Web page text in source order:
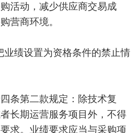
活动，减少供应商交易成
营商环境。
业绩设置为资格条件的禁止情
条第二款规定：除技术复
长期运营服务项目外，不得
求。业绩要求应当与采购项